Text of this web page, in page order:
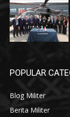
POPULAR
Blog Militer
Berita Militer